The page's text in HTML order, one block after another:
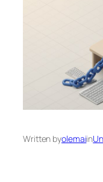
Written byolemaiin